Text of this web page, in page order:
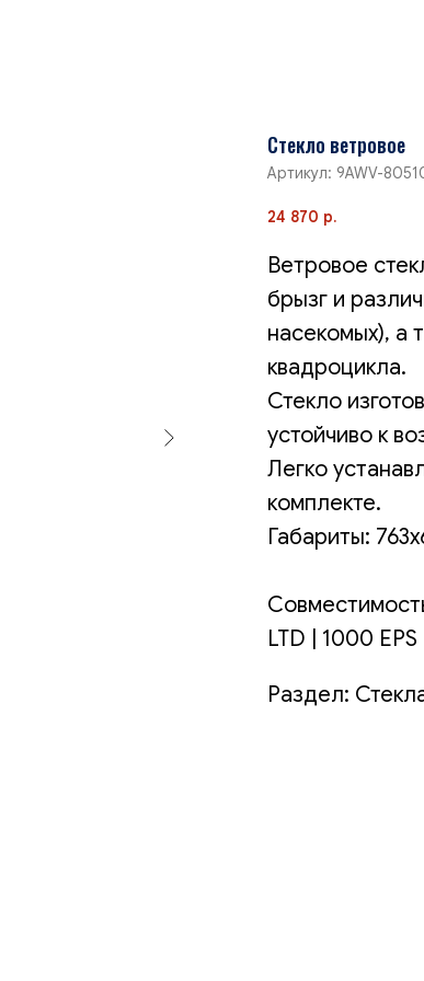
Cтекло ветровое
Артикул: 9AWV-
24 870 р.
Ветровое
брызг и
насекомых), а
квадроцикла.
Стекло
устойчиво к
Легко
комплекте.
Габариты:
LTD | 1000
Раздел: